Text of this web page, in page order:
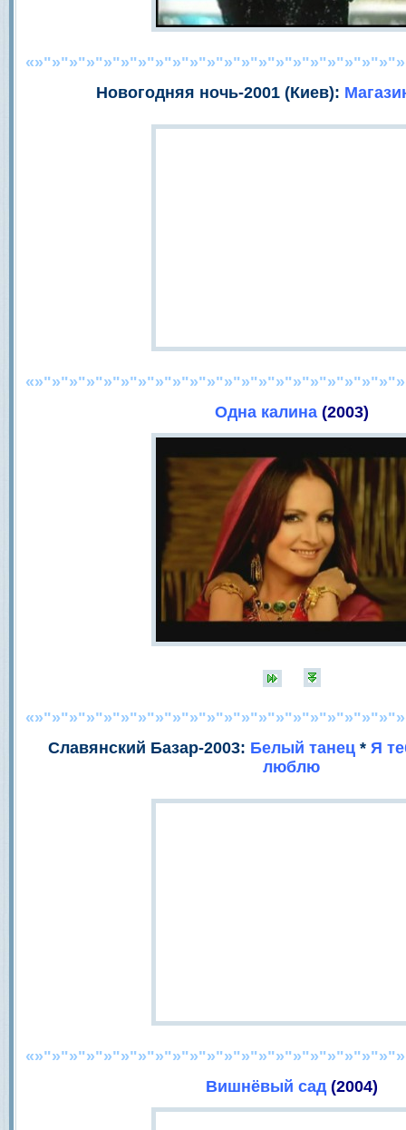
Новогодняя ночь-2001 (Киев):
Одна калина (2003)
Славянский Базар-2003: Белый танец * Я
люблю
Вишнёвый сад (2004)